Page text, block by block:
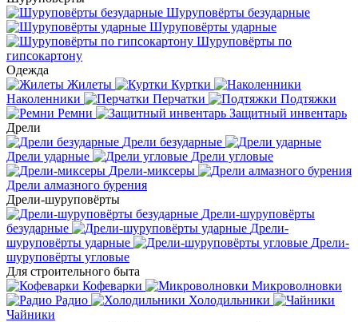
Шуруповёрты безударные
Шуруповёрты ударные
Шуруповёрты по
гипсокартону
Одежда
Жилеты
Куртки
Наколенники
Перчатки
Подтяжки
Ремни
Защитный инвентарь
Дрели
Дрели безударные
Дрели ударные
Дрели угловые
Дрели-миксеры
Дрели алмазного бурения
Дрели-шуруповёрты
Дрели-шуруповёрты
безударные
Дрели-
шуруповёрты ударные
Дрели-
шуруповёрты угловые
Для строительного быта
Кофеварки
Микроволновки
Радио
Холодильники
Чайники